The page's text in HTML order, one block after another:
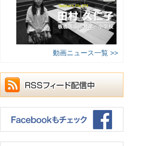
動画ニュース一覧 >>